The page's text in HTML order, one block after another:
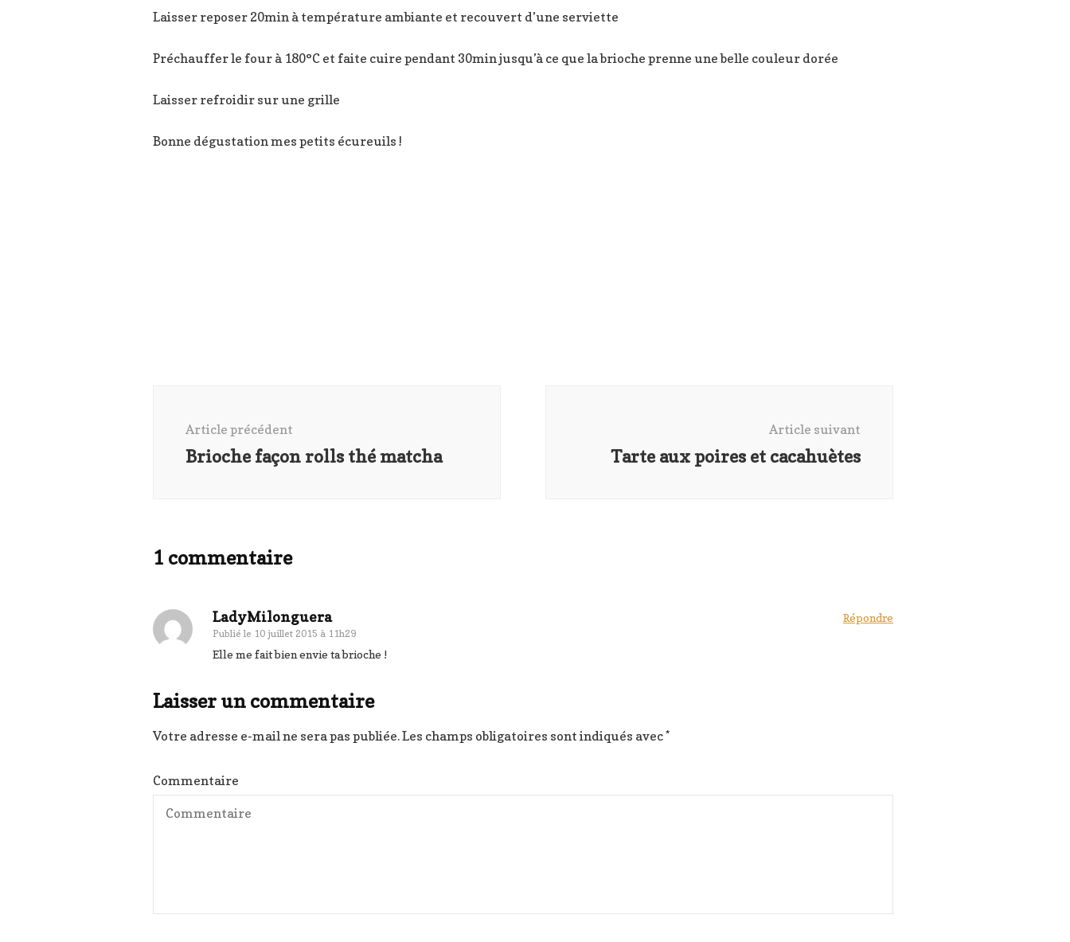
Laisser reposer 20min à température ambiante et recouvert d’une serviette
Préchauffer le four à 180°C et faite cuire pendant 30min jusqu’à ce que la brioche prenne une belle couleur dorée
Laisser refroidir sur une grille
Bonne dégustation mes petits écureuils !
Article précédent
Brioche façon rolls thé matcha
Article suivant
Tarte aux poires et cacahuètes
1 commentaire
LadyMilonguera
Publié le 10 juillet 2015 à 11h29
Répondre
Elle me fait bien envie ta brioche !
Laisser un commentaire
Votre adresse e-mail ne sera pas publiée.Les champs obligatoires sont indiqués avec*
Commentaire